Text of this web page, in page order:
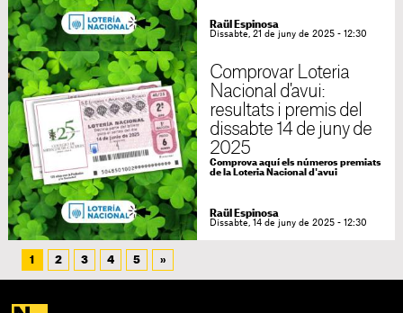
Raül Espinosa
Dissabte, 21 de juny de 2025 - 12:30
Comprovar Loteria
Nacional d'avui:
resultats i premis del
dissabte 14 de juny de
2025
Comprova aquí els números premiats
de la Loteria Nacional d'avui
Raül Espinosa
Dissabte, 14 de juny de 2025 - 12:30
1 2 3 4 5 »